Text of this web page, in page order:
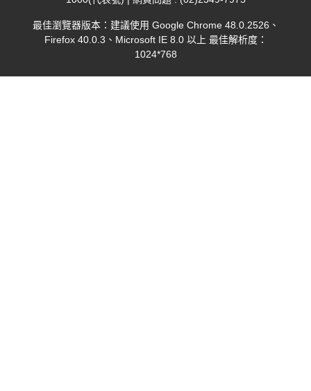
最佳瀏覽器版本：建議使用 Google Chrome 48.0.2526、
Firefox 40.0.3、Microsoft IE 8.0 以上 最佳解析度：
1024*768